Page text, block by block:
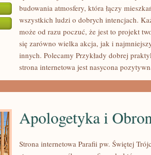
budowania atmosfery, która łączy
wszystkich ludzi o dobrych intencjach.
może od razu poczuć, że jest to projekt
się zarówno wielka akcja, jak i
innych. Polecamy Przykłady dobrej
strona internetowa jest nasycona
Apologetyka i
Strona internetowa Parafii pw. Świętej